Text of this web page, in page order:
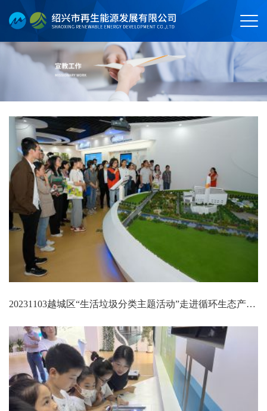
20231103越城区“生活垃圾分类主题活动”走进循环生态产业园（一期）再生资源发电厂